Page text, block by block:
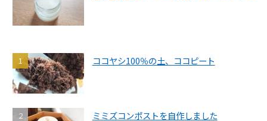
ココヤシ100％の土、ココピート
ミミズコンポストを自作しました